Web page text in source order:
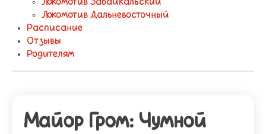
Локомотив Забайкальский
Локомотив Дальневосточный
Расписание
Отзывы
Родителям
Майор Гром: Чумной